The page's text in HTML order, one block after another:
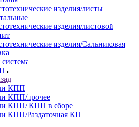
изделия/листы
изделия/листовой
изделия/Сальниковая
КПП
КПП/прочее
КПП/ КПП в сборе
КПП/Раздаточная КП